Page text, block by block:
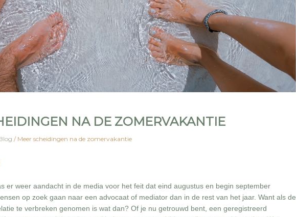
NA DE ZOMERVAKANTIE
/Meer scheidingen na de zomervakantie
er weer aandacht in de media voor het feit dat eind augustus en begin september
op zoek gaan naar een advocaat of mediator dan in de rest van het jaar. Want als de
te verbreken genomen is wat dan? Of je nu getrouwd bent, een geregistreerd